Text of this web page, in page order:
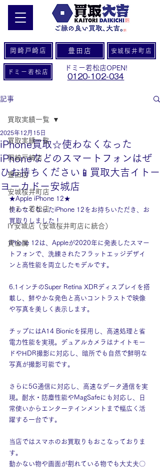
岡崎戸崎店 豊田店 安城桜井町店
ドミー若松店
ドミー若松店OPEN!
0120-102-034
記事
買取実績一覧
岡崎戸崎店
豊田店
安城桜井町店
ドミー若松店
IY安城店（安城桜井町店に統合）
貴金属
買取実績一覧
iPhone買取☆使わなくなった
iPhoneなどのスマートフォンはぜ
ひお持ちください📱買取大吉イトー
ヨーカドー安城店
2025年12月15日
★Apple iPhone 12★
使わなくなったiPhone 12をお持ちいただき、お
買取りしました！
iPhone 12は、Appleが2020年に発表したスマー
トフォンで、洗練されたフラットエッジデザイ
ンと高性能を両立したモデルです。
6.1インチのSuper Retina XDRディスプレイを搭
載し、鮮やかな発色と高いコントラストで映像
や写真を美しく表示します。
チップにはA14 Bionicを採用し、高速処理と省
電力性能を実現。デュアルカメラはナイトモー
ドやHDR撮影に対応し、暗所でも自然で鮮明な
写真が撮影可能です。
さらに5G通信に対応し、高速なデータ通信を実
現。耐水・防塵性能やMagSafeにも対応し、日
常使いからエンターテインメントまで幅広く活
躍する一台です。
当店ではスマホのお買取りもおこなっておりま
す。
動かない物や画面が割れている物でも大丈夫〇